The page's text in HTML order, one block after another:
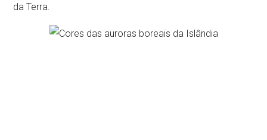
da Terra.